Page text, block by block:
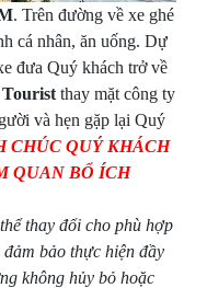
. Trên đường về xe ghé
cá nhân, ăn uống. Dự
đưa Quý khách trở về
thay mặt công ty
và hẹn gặp lại Quý
CHÚC QUÝ KHÁCH
QUAN BỔ ÍCH
thay đổi cho phù hợp
bảo thực hiện đầy
không hủy bỏ hoặc